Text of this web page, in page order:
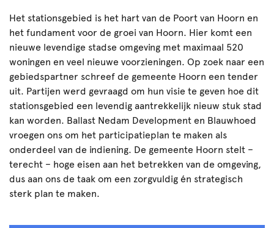
Het stationsgebied is het hart van de Poort van Hoorn en
het fundament voor de groei van Hoorn. Hier komt een
nieuwe levendige stadse omgeving met maximaal 520
woningen en veel nieuwe voorzieningen. Op zoek naar een
gebiedspartner schreef de gemeente Hoorn een tender
uit. Partijen werd gevraagd om hun visie te geven hoe dit
stationsgebied een levendig aantrekkelijk nieuw stuk stad
kan worden. Ballast Nedam Development en Blauwhoed
vroegen ons om het participatieplan te maken als
onderdeel van de indiening. De gemeente Hoorn stelt –
terecht – hoge eisen aan het betrekken van de omgeving,
dus aan ons de taak om een zorgvuldig én strategisch
sterk plan te maken.